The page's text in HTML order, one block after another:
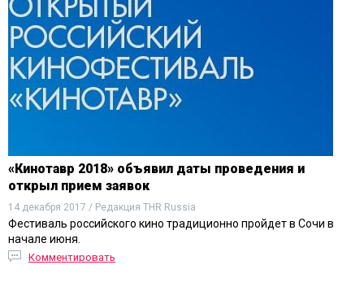
«Кинотавр 2018» объявил даты проведения и
открыл прием заявок
14 декабря 2017 / Редакция THR Russia
Фестиваль российского кино традиционно пройдет в Сочи в
начале июня.
Комментировать